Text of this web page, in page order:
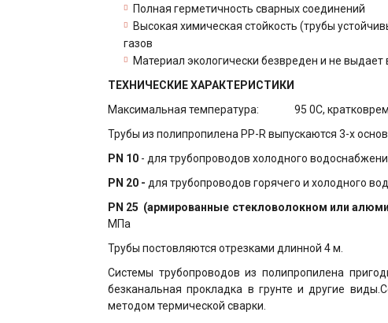
Полная герметичность сварных соединений
Высокая химическая стойкость (трубы
газов
Материал экологически безвреден и не
ТЕХНИЧЕСКИЕ ХАРАКТЕРИСТИКИ
Максимальная температура: 95 0С,
Трубы из полипропилена PP-R выпускаются 3-х
PN 10 - для трубопроводов холодного
PN 20 - для трубопроводов горячего и холодного
PN 25 (армированные стекловолокном или
МПа
Трубы постовляются отрезками длинной 4 м.
Системы трубопроводов из полипропилена
безканальная прокладка в грунте и другие
методом термической сварки.